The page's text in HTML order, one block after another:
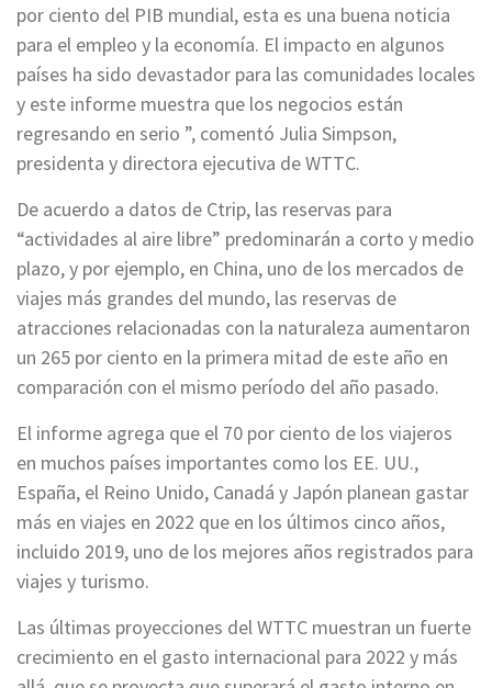
por ciento del PIB mundial, esta es una buena noticia
para el empleo y la economía. El impacto en algunos
países ha sido devastador para las comunidades locales
y este informe muestra que los negocios están
regresando en serio ”, comentó Julia Simpson,
presidenta y directora ejecutiva de WTTC.
De acuerdo a datos de Ctrip, las reservas para
“actividades al aire libre” predominarán a corto y medio
plazo, y por ejemplo, en China, uno de los mercados de
viajes más grandes del mundo, las reservas de
atracciones relacionadas con la naturaleza aumentaron
un 265 por ciento en la primera mitad de este año en
comparación con el mismo período del año pasado.
El informe agrega que el 70 por ciento de los viajeros
en muchos países importantes como los EE. UU.,
España, el Reino Unido, Canadá y Japón planean gastar
más en viajes en 2022 que en los últimos cinco años,
incluido 2019, uno de los mejores años registrados para
viajes y turismo.
Las últimas proyecciones del WTTC muestran un fuerte
crecimiento en el gasto internacional para 2022 y más